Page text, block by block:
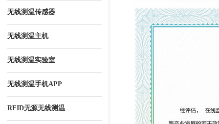
无线测温传感器
无线测温主机
无线测温实验室
无线测温手机APP
RFID无源无线测温